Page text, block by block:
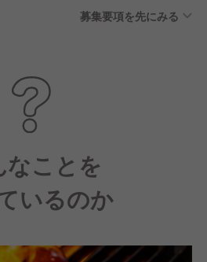
募集要項を先にみる
なことを
いるのか